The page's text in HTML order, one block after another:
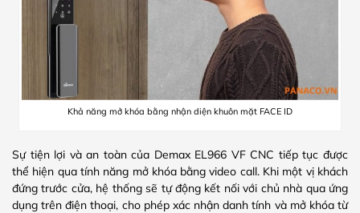
Khả năng mở khóa bằng nhận diện khuôn mặt FACE ID
Sự tiện lợi và an toàn của Demax EL966 VF CNC tiếp tục được
thể hiện qua tính năng mở khóa bằng video call. Khi một vị khách
đứng trước cửa, hệ thống sẽ tự động kết nối với chủ nhà qua ứng
dụng trên điện thoại, cho phép xác nhận danh tính và mở khóa từ